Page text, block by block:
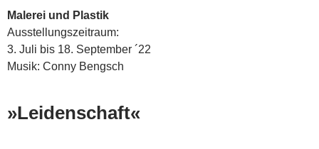
Malerei und Plastik
Ausstellungszeitraum:
3. Juli bis 18. September ´22
Musik: Conny Bengsch
»Leidenschaft«